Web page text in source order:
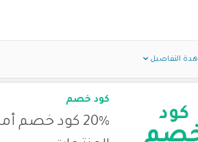
التفاصيل
كود
كود خصم
20% كود